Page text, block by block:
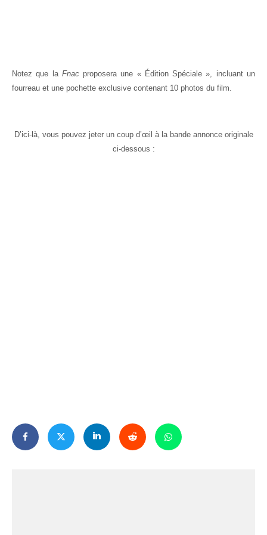
Notez que la Fnacproposera une « Édition Spéciale », incluant un
fourreau et une pochette exclusive contenant 10 photos du film.
D’ici-là, vous pouvez jeter un coup d’œil à la bande annonce originale
ci-dessous :